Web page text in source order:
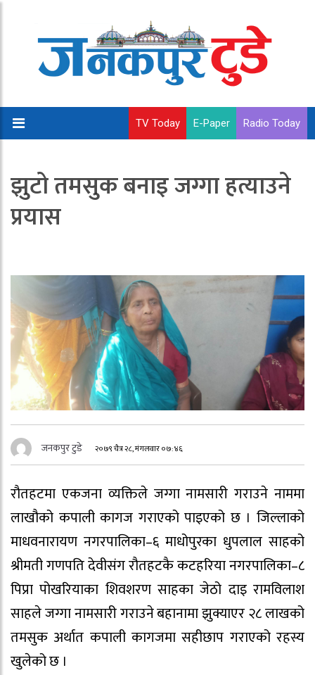
TV Today E-Paper Radio Today
झुटो तमसुक बनाइ जग्गा हत्याउने
प्रयास
जनकपुर टुडे २०७९ चैत्र २८, मंगलवार ०७:४६
रौतहटमा एकजना व्यक्तिले जग्गा नामसारी गराउने नाममा
लाखौको कपाली कागज गराएको पाइएको छ । जिल्लाको
माधवनारायण नगरपालिका–६ माधोपुरका धुपलाल साहको
श्रीमती गणपति देवीसंग रौतहटकै कटहरिया नगरपालिका–८
पिप्रा पोखरियाका शिवशरण साहका जेठो दाइ रामविलाश
साहले जग्गा नामसारी गराउने बहानामा झुक्याएर २८ लाखको
तमसुक अर्थात कपाली कागजमा सहीछाप गराएको रहस्य
खुलेको छ ।